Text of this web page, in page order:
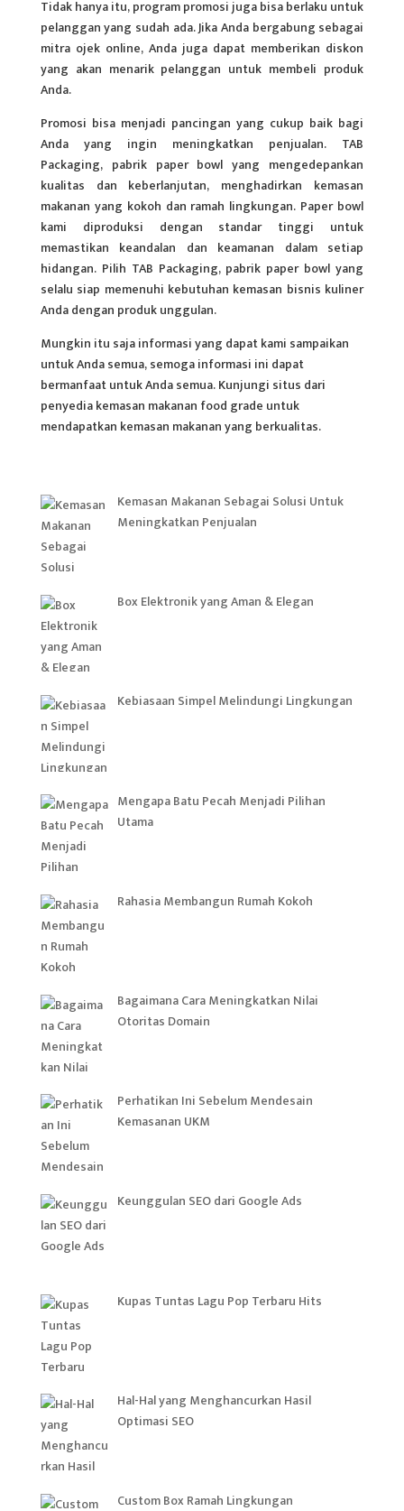
Tidak hanya itu, program promosi juga bisa berlaku untuk
pelanggan yang sudah ada. Jika Anda bergabung sebagai
mitra ojek online, Anda juga dapat memberikan diskon
yang akan menarik pelanggan untuk membeli produk
Anda.
Promosi bisa menjadi pancingan yang cukup baik bagi
Anda yang ingin meningkatkan penjualan. TAB
Packaging, pabrik paper bowl yang mengedepankan
kualitas dan keberlanjutan, menghadirkan kemasan
makanan yang kokoh dan ramah lingkungan. Paper bowl
kami diproduksi dengan standar tinggi untuk
memastikan keandalan dan keamanan dalam setiap
hidangan. Pilih TAB Packaging, pabrik paper bowl yang
selalu siap memenuhi kebutuhan kemasan bisnis kuliner
Anda dengan produk unggulan.
Mungkin itu saja informasi yang dapat kami sampaikan
untuk Anda semua, semoga informasi ini dapat
bermanfaat untuk Anda semua. Kunjungi situs dari
penyedia kemasan makanan food grade untuk
mendapatkan kemasan makanan yang berkualitas.
Kemasan Makanan Sebagai Solusi Untuk
Meningkatkan Penjualan
Box Elektronik yang Aman & Elegan
Kebiasaan Simpel Melindungi Lingkungan
Mengapa Batu Pecah Menjadi Pilihan
Utama
Rahasia Membangun Rumah Kokoh
Bagaimana Cara Meningkatkan Nilai
Otoritas Domain
Perhatikan Ini Sebelum Mendesain
Kemasanan UKM
Keunggulan SEO dari Google Ads
Kupas Tuntas Lagu Pop Terbaru Hits
Hal-Hal yang Menghancurkan Hasil
Optimasi SEO
Custom Box Ramah Lingkungan